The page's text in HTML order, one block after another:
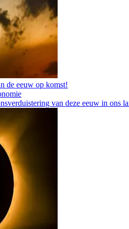
de eeuw op komst!
van deze eeuw in ons